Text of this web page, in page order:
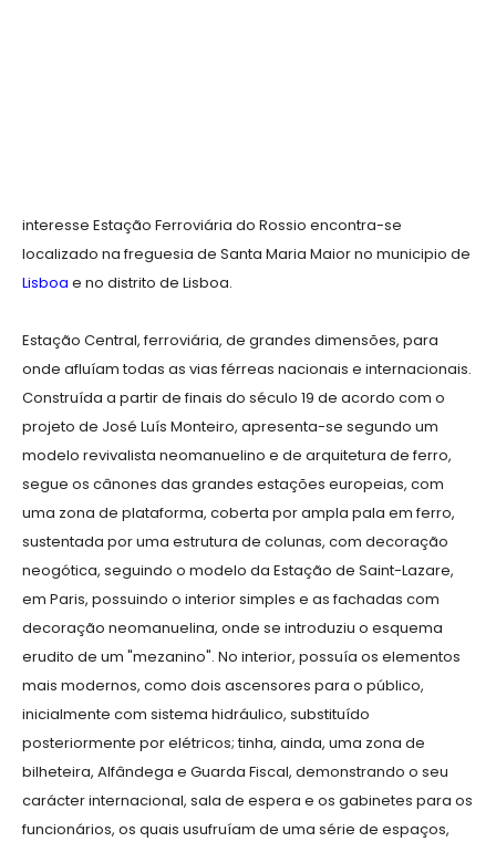
interesse Estação Ferroviária do Rossio encontra-se
localizado na freguesia de Santa Maria Maior no municipio de
Lisboa e no distrito de Lisboa.
Estação Central, ferroviária, de grandes dimensões, para
onde afluíam todas as vias férreas nacionais e internacionais.
Construída a partir de finais do século 19 de acordo com o
projeto de José Luís Monteiro, apresenta-se segundo um
modelo revivalista neomanuelino e de arquitetura de ferro,
segue os cânones das grandes estações europeias, com
uma zona de plataforma, coberta por ampla pala em ferro,
sustentada por uma estrutura de colunas, com decoração
neogótica, seguindo o modelo da Estação de Saint-Lazare,
em Paris, possuindo o interior simples e as fachadas com
decoração neomanuelina, onde se introduziu o esquema
erudito de um "mezanino". No interior, possuía os elementos
mais modernos, como dois ascensores para o público,
inicialmente com sistema hidráulico, substituído
posteriormente por elétricos; tinha, ainda, uma zona de
bilheteira, Alfândega e Guarda Fiscal, demonstrando o seu
carácter internacional, sala de espera e os gabinetes para os
funcionários, os quais usufruíam de uma série de espaços,